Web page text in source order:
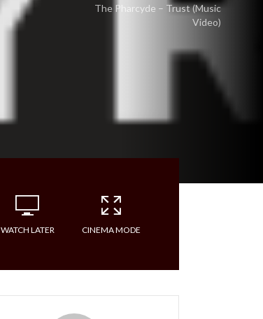
The Pharcyde – Trust (Music
Video)
WATCH LATER CINEMA MODE